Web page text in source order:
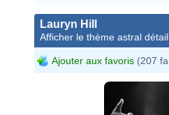
Lauryn Hill
Afficher le thème astral
Ajouter aux favoris (207